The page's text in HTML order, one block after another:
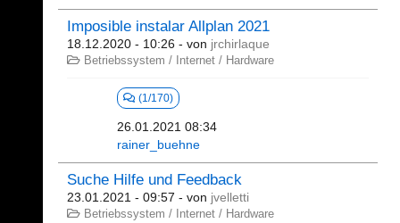
Imposible instalar Allplan 2021
18.12.2020 - 10:26 - von jrchirlaque
Betriebssystem / Internet / Hardware
(1/170)
26.01.2021 08:34
rainer_buehne
Suche Hilfe und Feedback
23.01.2021 - 09:57 - von jvelletti
Betriebssystem / Internet / Hardware